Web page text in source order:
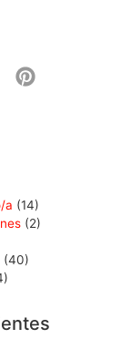
a (14)
(2)
(40)